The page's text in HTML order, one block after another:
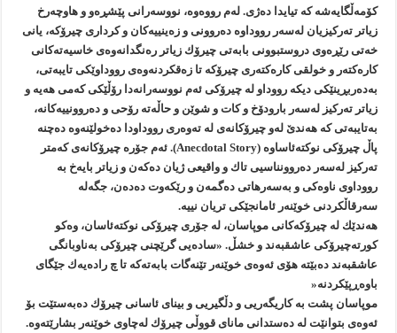
كۆمه‌ڵگایه‌شه‌ كه‌ تیایدا ده‌ژی. له‌م رووه‌وه‌، نووسه‌رانی پێشڕه‌و و هاوچه‌رخ
زیاتر ته‌ركیزیان له‌سه‌ر رووداوه‌ ده‌روونی و زه‌ینییه‌كان و كرداری چیرۆكه‌، یانی
خه‌تی رێڕه‌وی دروستبوونی بابه‌تی چیرۆك زیاتر ره‌نگدانه‌وه‌ی خاسیه‌ته‌كانی
كاره‌كته‌ر و خولقی كاره‌كته‌ری چیرۆكه‌ تا زه‌قكردنه‌وه‌ی رووداوێكی تایبه‌تی،
به‌ده‌ربڕینێكی دیكه‌ رووداو له‌ چیرۆكی ئه‌م نووسه‌رانه‌دا رۆڵێكی كه‌می هه‌یه‌ و
زیاتر ته‌ركیز له‌سه‌ر بارودۆخ و كات و شوێن و حاڵه‌ته‌ رۆحی و ده‌روونییه‌كانه‌،
به‌تایبه‌تی كه‌ هه‌ندێ له‌و چیرۆكانه‌ی له‌ ته‌وه‌ری رووداودا ده‌خولێنه‌وه‌ ده‌چنه‌
پاڵ چیرۆكی نوكته‌ئاساوه‌ (Anecdotal Story). ئه‌م جۆره‌ چیرۆكانه‌ی كه‌متر
ته‌ركیز له‌سه‌ر ده‌روونناسیی تاك و واقیعی ژیان ده‌كه‌ن و زیاتر بایه‌خ به‌
رووداوی ناوه‌كی و به‌سه‌رهاتی ده‌گمه‌ن و رێكه‌وت ده‌ده‌ن، جگه‌له‌
سه‌رقاڵكردنی خوێنه‌ر ئامانجێكی تریان نییه‌.
هه‌ندێك له‌ چیرۆكه‌كانی موپاسان، له‌ جۆری چیرۆكی نوكته‌ئاسان، وه‌كو
كورته‌چیرۆكی عاشقبه‌ند و خشڵ. «ساده‌یی گرێچنی چیرۆكی به‌ناوبانگی
عاشقبه‌ند ده‌بێته‌ هۆی ئه‌وه‌ی خوێنه‌ر تێنه‌گات بابه‌ته‌كه‌ تا چ راده‌یه‌ك جێگای
باوه‌ڕپێكردنه‌«
موپاسان پشت به‌ كاریگه‌ریی و دڵگیریی و بینای ئاسانی چیرۆك ده‌به‌ستێت بۆ
ئه‌وه‌ی بتوانێت له‌ ده‌ستدانی مانای قووڵی چیرۆك له‌چاوی خوێنه‌ر بشارێته‌وه‌.